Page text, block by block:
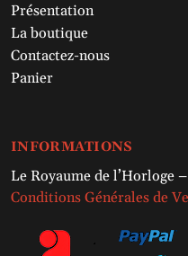
Présentation
La boutique
Contactez-nous
Panier
INFORMATIONS
Le Royaume de l’Horloge
Conditions Générales de